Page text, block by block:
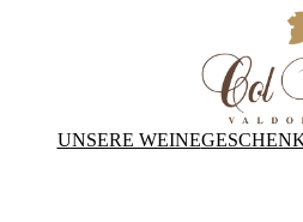
UNSERE WEINE